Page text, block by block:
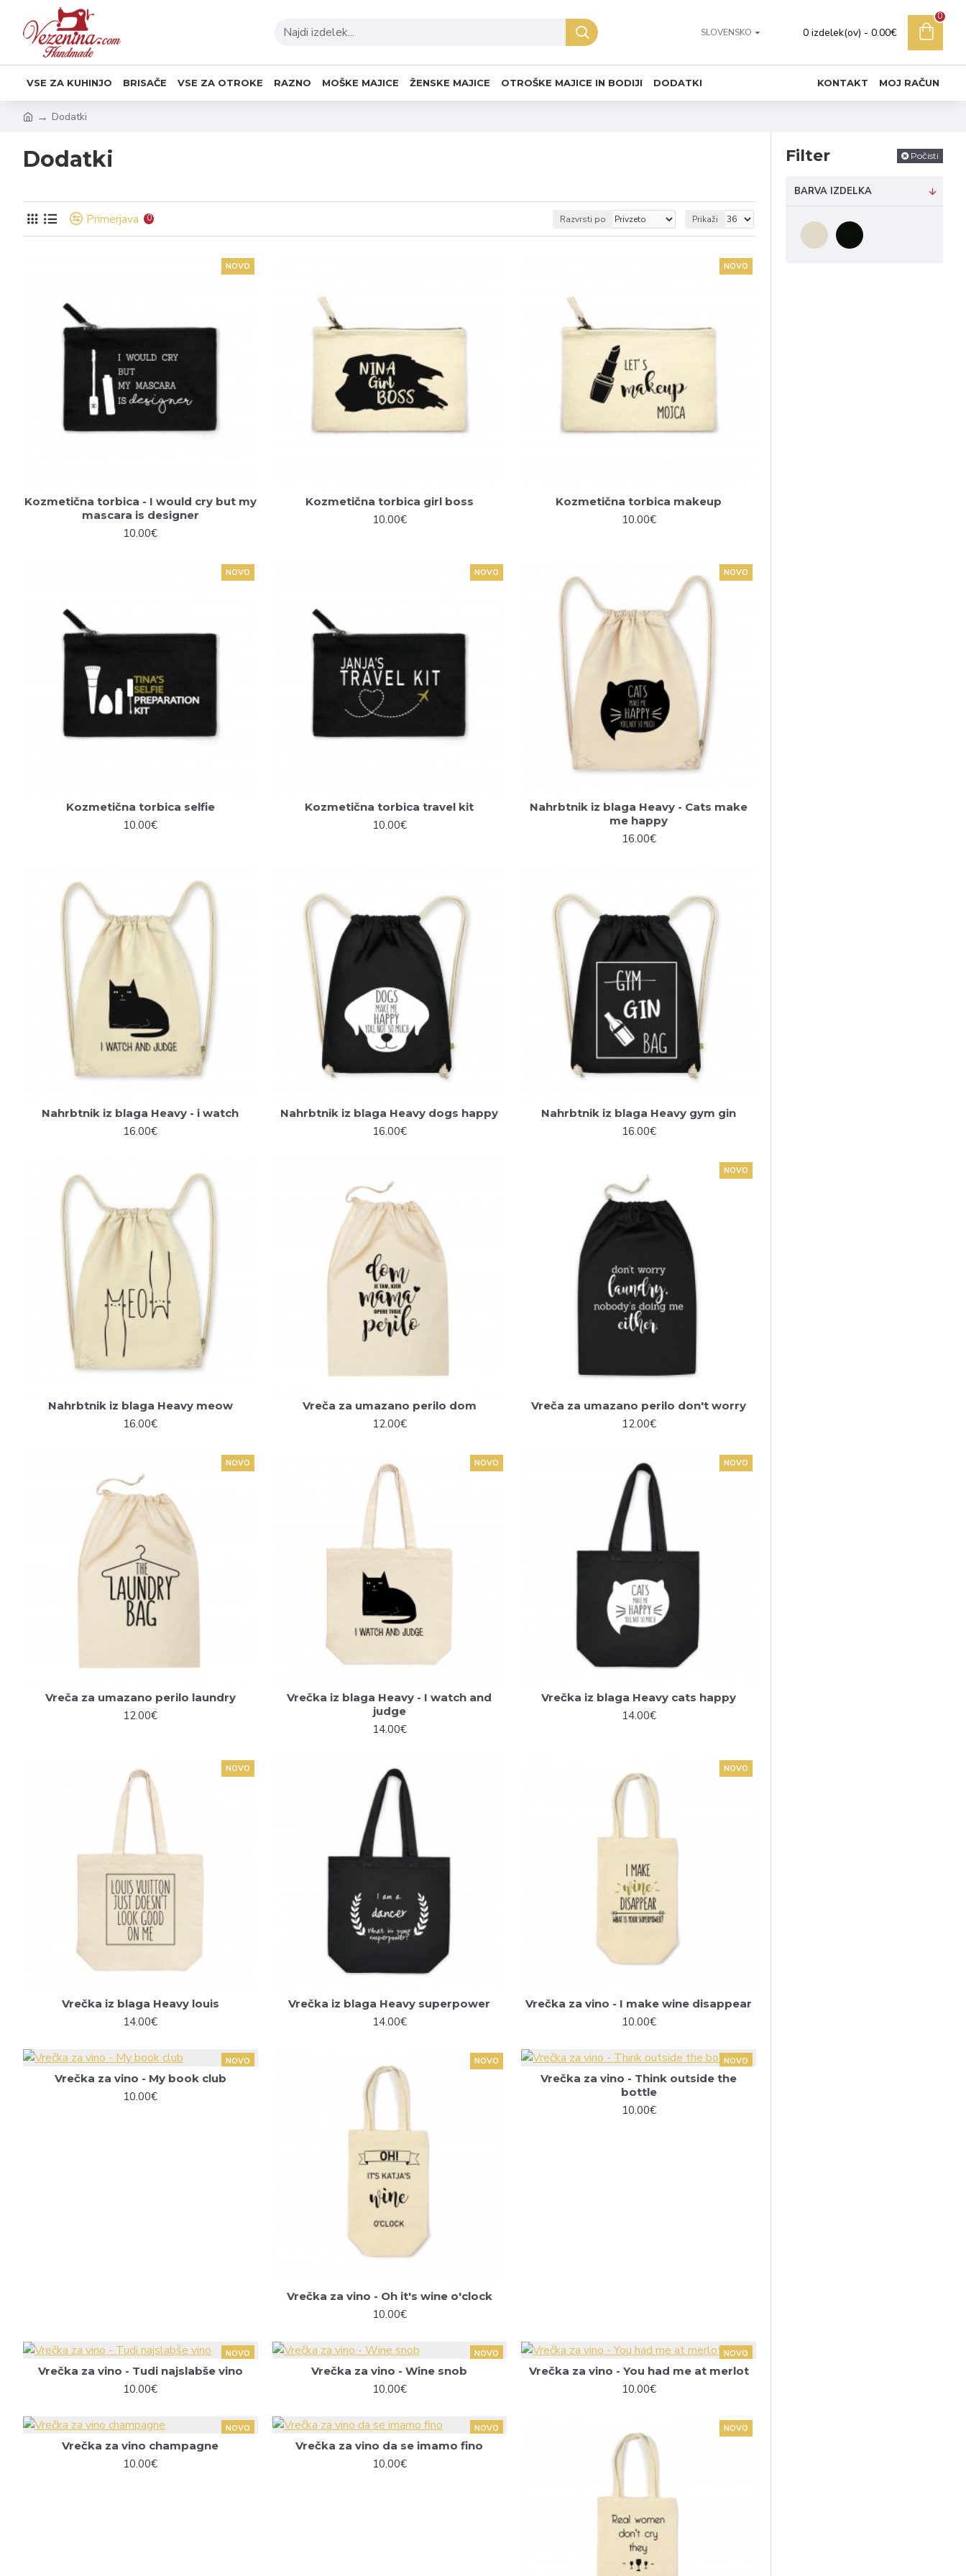
SLOVENSKO 0 izdelek(ov) - 0.00€
0
VSE ZA KUHINJO BRISAČE VSE ZA OTROKE RAZNO MOŠKE MAJICE ŽENSKE MAJICE OTROŠKE MAJICE IN BODIJI DODATKI KONTAKT MOJ RAČUN
Dodatki
Dodatki
Primerjava 0 Razvrsti po Prikaži
NOVO
Kozmetična torbica - I would cry but my
mascara is designer
10.00€
Kozmetična torbica girl boss
10.00€
NOVO
Kozmetična torbica makeup
10.00€
NOVO
Kozmetična torbica selfie
10.00€
NOVO
Kozmetična torbica travel kit
10.00€
NOVO
Nahrbtnik iz blaga Heavy - Cats make
me happy
16.00€
Nahrbtnik iz blaga Heavy - i watch
16.00€
Nahrbtnik iz blaga Heavy dogs happy
16.00€
Nahrbtnik iz blaga Heavy gym gin
16.00€
Nahrbtnik iz blaga Heavy meow
16.00€
Vreča za umazano perilo dom
12.00€
NOVO
Vreča za umazano perilo don't worry
12.00€
NOVO
Vreča za umazano perilo laundry
12.00€
NOVO
Vrečka iz blaga Heavy - I watch and
judge
14.00€
NOVO
Vrečka iz blaga Heavy cats happy
14.00€
NOVO
Vrečka iz blaga Heavy louis
14.00€
Vrečka iz blaga Heavy superpower
14.00€
NOVO
Vrečka za vino - I make wine disappear
10.00€
NOVO
Vrečka za vino - My book club
10.00€
NOVO
Vrečka za vino - Oh it's wine o'clock
10.00€
NOVO
Vrečka za vino - Think outside the
bottle
10.00€
NOVO
Vrečka za vino - Tudi najslabše vino
10.00€
NOVO
Vrečka za vino - Wine snob
10.00€
NOVO
Vrečka za vino - You had me at merlot
10.00€
NOVO
Vrečka za vino champagne
10.00€
NOVO
Vrečka za vino da se imamo fino
10.00€
NOVO
Filter Počisti
BARVA IZDELKA